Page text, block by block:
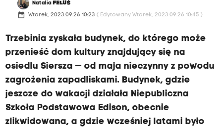
Natalia FELUŚ
date_range Wtorek, 2023.09.26 10:23 ( Edytowany Wtorek, 2023.09.26 10:45 )
Trzebinia zyskała budynek, do którego może
przenieść dom kultury znajdujący się na
osiedlu Siersza — od maja nieczynny z powodu
zagrożenia zapadliskami. Budynek, gdzie
jeszcze do wakacji działała Niepubliczna
Szkoła Podstawowa Edison, obecnie
zlikwidowana, a gdzie wcześniej latami było